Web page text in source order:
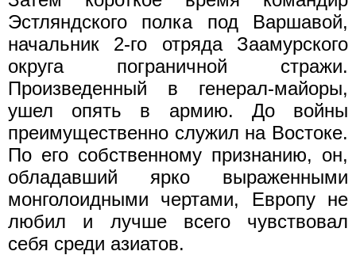
Эстляндского пол­ка под Варшавой,
начальник 2-го отряда Заамурского
округа по­граничной стражи.
Произведенный в генерал-майоры,
ушел опять в армию. До войны
преимущественно служил на Востоке.
По его собственному признанию, он,
обладавший ярко выраженными
монголоидными чертами, Европу не
любил и лучше всего чувствовал
себя среди азиатов.